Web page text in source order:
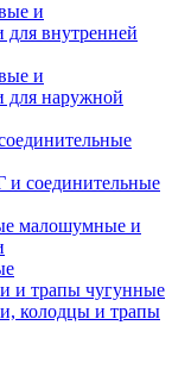
и
для внутренней
и
для наружной
соединительные
малошумные и
и трапы чугунные
колодцы и трапы